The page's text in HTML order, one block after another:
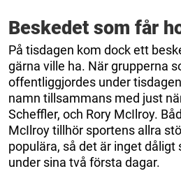
Beskedet som får
På tisdagen kom dock ett
gärna ville ha. När grupperna
offentliggjordes under
namn tillsammans med just
Scheffler, och Rory McIlroy.
McIlroy tillhör sportens allra
populära, så det är inget dåligt
under sina två första dagar.